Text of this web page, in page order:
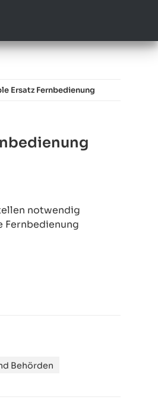
Ersatz Fernbedienung
notwendig
Fernbedienung
Behörden